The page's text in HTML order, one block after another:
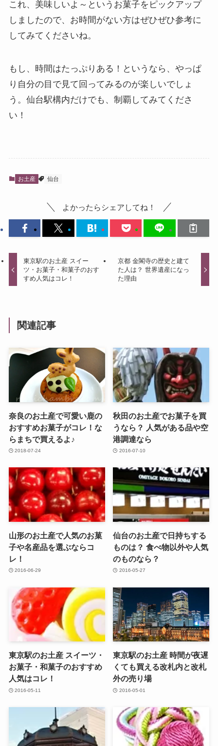
これ、美味しいよ～というお菓子をピックアップ
しましたので、お時間がない方はぜひぜひ参考に
してみてくださいね。
もし、時間はたっぷりある！というなら、やっぱ
り自分の目で見て回ってみるのが楽しいでしょ
う。仙台駅構内だけでも、制覇してみてくださ
い！
お土産 仙台
よかったらシェアしてね！
東京駅のお土産 スイー
ツ・お菓子・和菓子のおす
すめ人気はコレ！
京都 金閣寺の歴史と建て
た人は？ 世界遺産になっ
た理由
関連記事
奈良のお土産で可愛い鹿の
おすすめお菓子がコレ！な
らまちで買えるよ♪
2018-07-24
秋田のお土産でお菓子を買
うなら？ 人気がある品や空
港調達なら
2016-07-10
山形のお土産で人気のお菓
子や名産品を選ぶならコ
レ！
2016-06-29
仙台のお土産で日持ちする
ものは？ 食べ物以外や人気
のものなら？
2016-05-27
東京駅のお土産 スイーツ・
お菓子・和菓子のおすすめ
人気はコレ！
2016-05-11
東京駅のお土産 時間が夜遅
くても買える改札内と改札
外の売り場
2016-05-01